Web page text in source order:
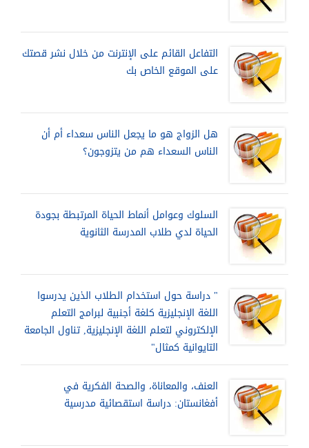
التفاعل القائم على الإنترنت من خلال نشر قصتك
على الموقع الخاص بك
هل الزواج هو ما يجعل الناس سعداء أم أن
الناس السعداء هم من يتزوجون؟
السلوك وعوامل أنماط الحياة المرتبطة بجودة
الحياة لدي طلاب المدرسة الثانوية
" دراسة حول استخدام الطلاب الذين يدرسوا
اللغة الإنجليزية كلغة أجنبية لبرامج التعلم
الإلكتروني لتعلم اللغة الإنجليزية, تناول الجامعة
التايوانية كمثال"
العنف، والمعاناة، والصحة الفكرية في
أفغانستان: دراسة استقصائية مدرسية